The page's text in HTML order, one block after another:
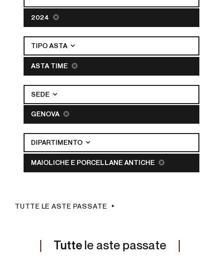
2024
TIPO ASTA
ASTA TIME
SEDE
GENOVA
DIPARTIMENTO
MAIOLICHE E PORCELLANE ANTICHE
TUTTE LE ASTE PASSATE
Tutte le aste passate